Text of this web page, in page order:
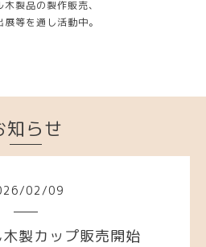
製品の製作販売、
等を通し活動中。
知らせ
/02/09
製カップ販売開始